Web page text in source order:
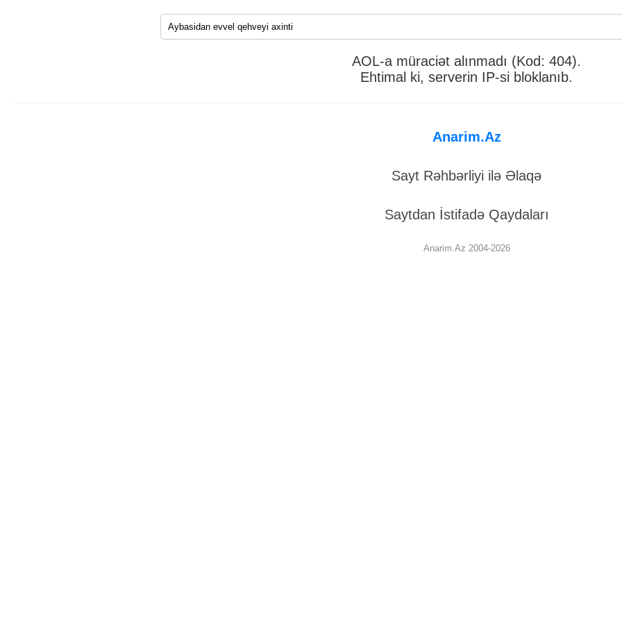
AOL-a müraciət alınmadı (Kod: 404).
Ehtimal ki, serverin IP-si bloklanıb.
Anarim.Az
Sayt Rəhbərliyi ilə Əlaqə
Saytdan İstifadə Qaydaları
Anarim.Az 2004-2026